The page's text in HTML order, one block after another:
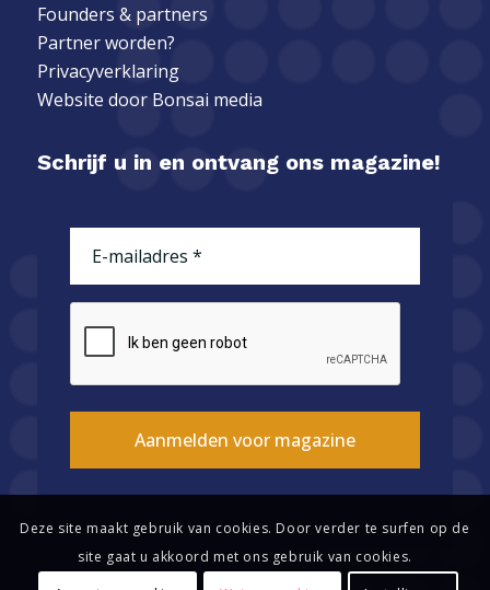
Founders & partners
Partner worden?
Privacyverklaring
Website door Bonsai media
Schrijf u in en ontvang ons magazine!
Aanmelden voor magazine
Deze site maakt gebruik van cookies. Door verder te surfen op de
site gaat u akkoord met ons gebruik van cookies.